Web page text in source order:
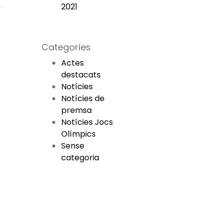
2021
Categories
Actes
destacats
Notícies
Notícies de
premsa
Notícies Jocs
Olímpics
Sense
categoria